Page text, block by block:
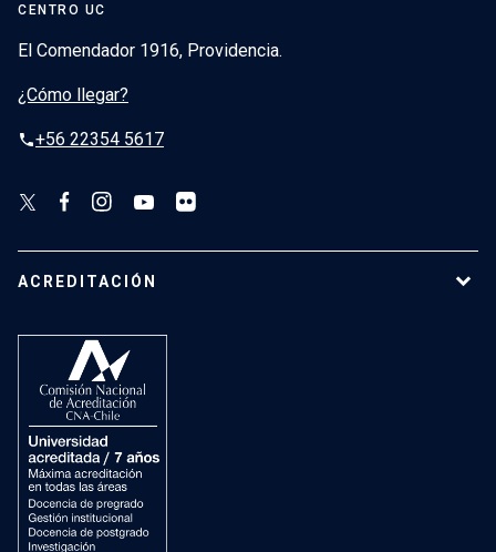
CENTRO UC
El Comendador 1916, Providencia.
¿Cómo llegar?
phone+56 22354 5617
ACREDITACIÓN